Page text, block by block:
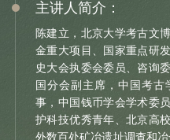
主讲人简介：
陈建立，北京大学考古文
金重大项目、国家重点研
史大会执委会委员、咨询
国分会副主席，中国考古
事，中国钱币学会学术委
护科技优秀青年、北京高
外数百处矿冶遗址调查和